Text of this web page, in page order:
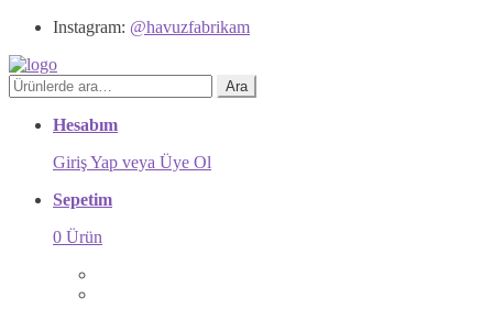
Instagram: @havuzfabrikam
Ara: Ara
Hesabım
Giriş Yap veya Üye Ol
Sepetim
0 Ürün